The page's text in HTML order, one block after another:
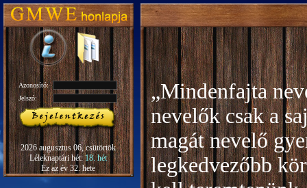
Azonosító:
Jelszó:
2026 augusztus 06, csütörtök
Léleknaptári hét:18. hét
Ez az év 32. hete
„Mindenfajta
nevelők csak a
magát nevelő
legkedvezőbb